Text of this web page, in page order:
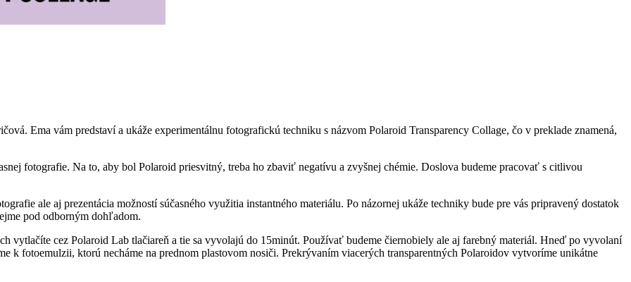
Ema vám predstaví a ukáže experimentálnu fotografickú techniku s názvom Polaroid Transparency Collage, čo v preklade znamená,
fotografie. Na to, aby bol Polaroid priesvitný, treba ho zbaviť negatívu a zvyšnej chémie. Doslova budeme pracovať s citlivou
ale aj prezentácia možností súčasného využitia instantného materiálu. Po názornej ukáže techniky bude pre vás pripravený dostatok
pod odborným dohľadom.
vytlačíte cez Polaroid Lab tlačiareň a tie sa vyvolajú do 15minút. Používať budeme čiernobiely ale aj farebný materiál. Hneď po vyvolaní
k fotoemulzii, ktorú necháme na prednom plastovom nosiči. Prekrývaním viacerých transparentných Polaroidov vytvoríme unikátne